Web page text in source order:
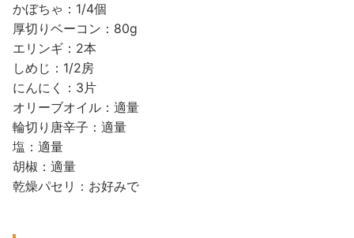
かぼちゃ：1/4個
厚切りベーコン：80g
エリンギ：2本
しめじ：1/2房
にんにく：3片
オリーブオイル：適量
輪切り唐辛子：適量
塩：適量
胡椒：適量
乾燥パセリ：お好みで